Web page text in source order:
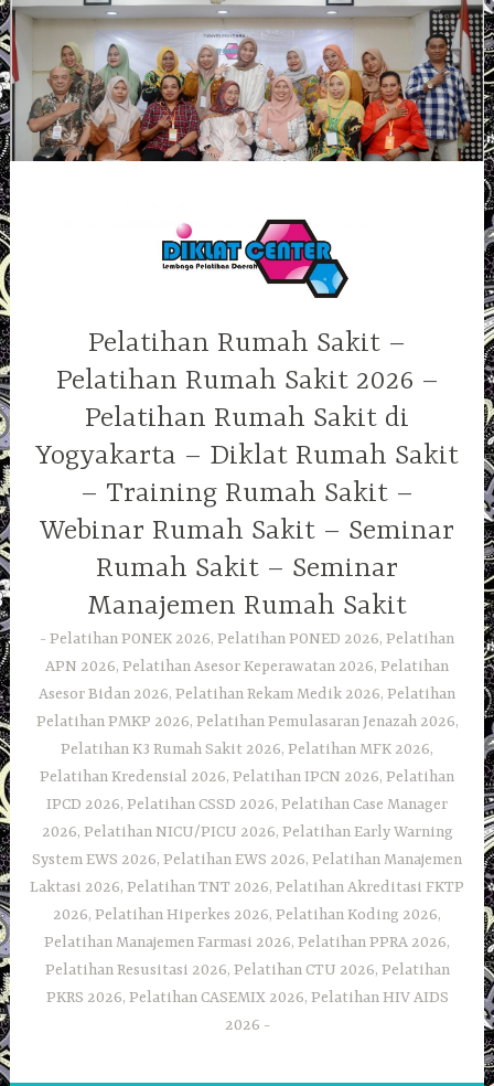
Skip
to
content
Pelatihan Rumah Sakit –
Pelatihan Rumah Sakit 2026 –
Pelatihan Rumah Sakit di
Yogyakarta – Diklat Rumah Sakit
– Training Rumah Sakit –
Webinar Rumah Sakit – Seminar
Rumah Sakit – Seminar
Manajemen Rumah Sakit
Pelatihan PONEK 2026, Pelatihan PONED 2026, Pelatihan
APN 2026, Pelatihan Asesor Keperawatan 2026, Pelatihan
Asesor Bidan 2026, Pelatihan Rekam Medik 2026, Pelatihan
Pelatihan PMKP 2026, Pelatihan Pemulasaran Jenazah 2026,
Pelatihan K3 Rumah Sakit 2026, Pelatihan MFK 2026,
Pelatihan Kredensial 2026, Pelatihan IPCN 2026, Pelatihan
IPCD 2026, Pelatihan CSSD 2026, Pelatihan Case Manager
2026, Pelatihan NICU/PICU 2026, Pelatihan Early Warning
System EWS 2026, Pelatihan EWS 2026, Pelatihan Manajemen
Laktasi 2026, Pelatihan TNT 2026, Pelatihan Akreditasi FKTP
2026, Pelatihan Hiperkes 2026, Pelatihan Koding 2026,
Pelatihan Manajemen Farmasi 2026, Pelatihan PPRA 2026,
Pelatihan Resusitasi 2026, Pelatihan CTU 2026, Pelatihan
PKRS 2026, Pelatihan CASEMIX 2026, Pelatihan HIV AIDS
2026